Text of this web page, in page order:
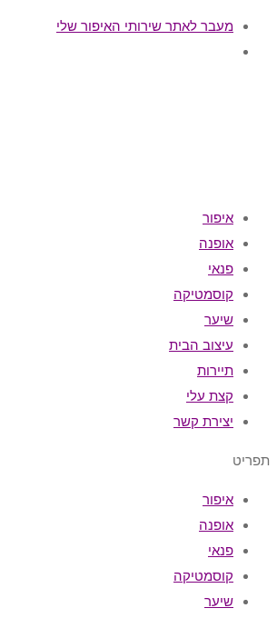
מעבר לאתר שירותי האיפור שלי
איפור
אופנה
פנאי
קוסמטיקה
שיער
עיצוב הבית
תיירות
קצת עלי
יצירת קשר
תפריט
איפור
אופנה
פנאי
קוסמטיקה
שיער